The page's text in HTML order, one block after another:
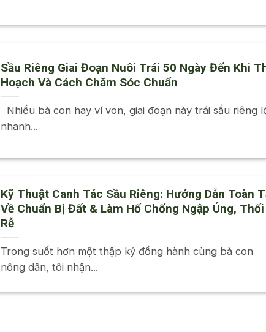
Sầu Riêng Giai Đoạn Nuôi Trái 50 Ngày Đến Khi
Hoạch Và Cách Chăm Sóc Chuẩn
Nhiều bà con hay ví von, giai đoạn này trái sầu riêng
nhanh...
Kỹ Thuật Canh Tác Sầu Riêng: Hướng Dẫn Toàn
Về Chuẩn Bị Đất & Làm Hố Chống Ngập Úng, Thối
Rễ
Trong suốt hơn một thập kỷ đồng hành cùng bà con
nông dân, tôi nhận...